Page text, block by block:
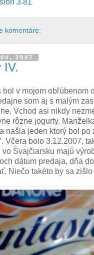
komentáre:
2007
IV.
bol v mojom obľúbenom
som aj s malým zas
Vchod asi nikdy
rôzne jogurty.
našla jeden ktorý bol po
Včera bolo 3.12.2007,
Švajčiarsku majú
dátum predaja, dňa
Niečo takéto by sa